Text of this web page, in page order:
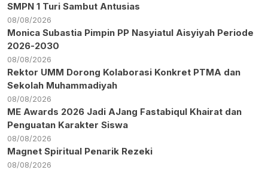
SMPN 1 Turi Sambut Antusias
08/08/2026
Monica Subastia Pimpin PP Nasyiatul Aisyiyah Periode
2026-2030
08/08/2026
Rektor UMM Dorong Kolaborasi Konkret PTMA dan
Sekolah Muhammadiyah
08/08/2026
ME Awards 2026 Jadi AJang Fastabiqul Khairat dan
Penguatan Karakter Siswa
08/08/2026
Magnet Spiritual Penarik Rezeki
08/08/2026